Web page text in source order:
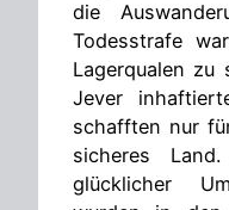
die
Todesstrafe
Lagerqualen
Jever
schafften nur
sicheres
glücklicher